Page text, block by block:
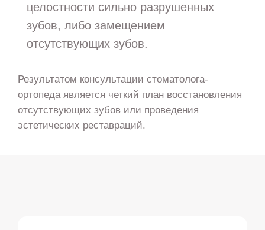
целостности сильно разрушенных
зубов, либо замещением
отсутствующих зубов.
Результатом консультации стоматолога-
ортопеда является четкий план восстановления
отсутствующих зубов или проведения
эстетических реставраций.